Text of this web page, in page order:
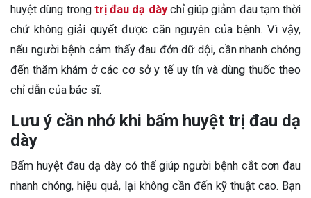
huyệt dùng trong trị đau dạ dàychỉ giúp giảm đau tạm thời
chứ không giải quyết được căn nguyên của bệnh. Vì vậy,
nếu người bệnh cảm thấy đau đớn dữ dội, cần nhanh chóng
đến thăm khám ở các cơ sở y tế uy tín và dùng thuốc theo
chỉ dẫn của bác sĩ.
Lưu ý cần nhớ khi bấm huyệt trị đau dạ
dày
Bấm huyệt đau dạ dày có thể giúp người bệnh cắt cơn đau
nhanh chóng, hiệu quả, lại không cần đến kỹ thuật cao. Bạn